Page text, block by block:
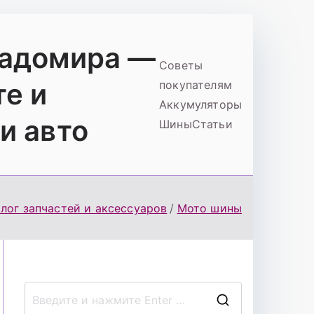
—
и
авто
Советы
покупателям
Аккумуляторы
ШиныСтатьи
запчастей и аксессуаров Мото шины